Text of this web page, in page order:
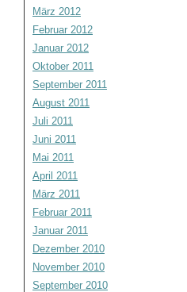
März 2012
Februar 2012
Januar 2012
Oktober 2011
September 2011
August 2011
Juli 2011
Juni 2011
Mai 2011
April 2011
März 2011
Februar 2011
Januar 2011
Dezember 2010
November 2010
September 2010